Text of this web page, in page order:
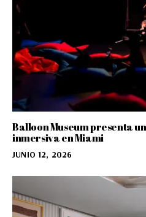
Balloon Museum presenta
inmersiva en Miami
JUNIO 12, 2026